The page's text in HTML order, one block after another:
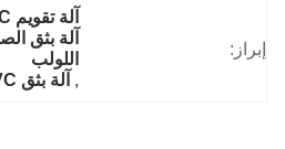
إبراز:
آلة تقويم HDPE PVC
اللولب
, آلة بثق PVC ذات برغي مزدوج